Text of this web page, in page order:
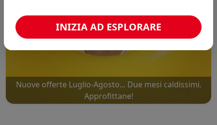
Nuove offerte Luglio-Agosto... Due mesi caldissimi.
Approfittane!
INIZIA AD ESPLORARE